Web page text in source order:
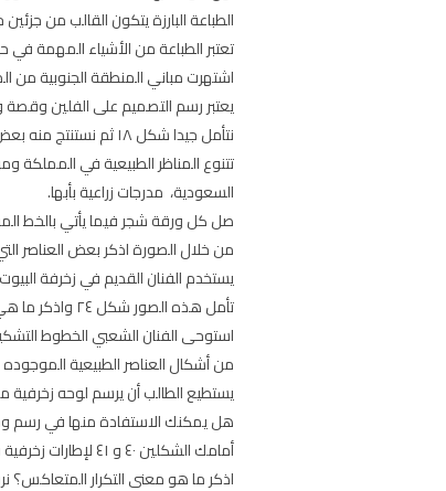
الطباعة البارزة يتكون القالب من
تعتبر الطباعة من الأشياء المهمة
اشتهرت مباني المنطقة الجنوبية من
يعتبر رسم التصميم على الفلين
نتأمل جيدا شكل ١٨ ثم نستنتج منه بعض عناصر الزخرفة في الفن الشعبي.
تتنوع المناظر الطبيعية في
السعودية، مدرجات زراعية بأبها.
صل كل ورقة شجر فيما يأتي بالخط
من خلال الصورة اذكر بعض العناصر
يستخدم الفنان القديم في زخرفة
تأمل هذه الصور شكل ٢٤ واذكر ما هي العناصر الطبيعية بها؟
استوحى الفنان الشعبي الخطوط
من أشكال العناصر الطبيعية الموجوده
يستطيع الطالب أن يرسم لوحه زخرفية
هل يمكنك الاستفادة منها في رسم
أمامك الشكلين ٤٠ و ٤١ لإطارات زخرفية قارن بين الصورتين من حيث نوعية الوحدات الزخرفية واتجاهها والألوان المستخدمة بهما وأيهما تفضل
اذكر ما هو معنى التكرار المتعاكس؟